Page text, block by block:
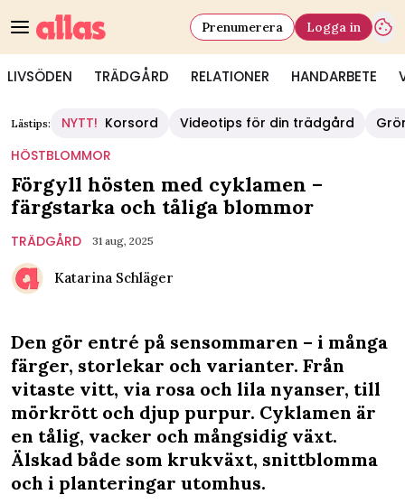
LIVSÖDEN TRÄDGÅRD RELATIONER HANDARBETE
Prenumerera Logga in
Lästips: NYTT! Korsord Videotips för din trädgård
HÖSTBLOMMOR
Förgyll hösten med cyklamen –
färgstarka och tåliga blommor
TRÄDGÅRD 31 aug, 2025
Katarina Schläger
Den gör entré på sensommaren – i många
färger, storlekar och varianter. Från
vitaste vitt, via rosa och lila nyanser, till
mörkrött och djup purpur. Cyklamen är
en tålig, vacker och mångsidig växt.
Älskad både som krukväxt, snittblomma
och i planteringar utomhus.